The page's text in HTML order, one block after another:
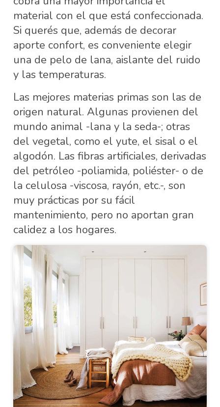
material con el que está confeccionada.
Si querés que, además de decorar
aporte confort, es conveniente elegir
una de pelo de lana, aislante del ruido
y las temperaturas.
Las mejores materias primas son las de
origen natural. Algunas provienen del
mundo animal -lana y la seda-; otras
del vegetal, como el yute, el sisal o el
algodón. Las fibras artificiales, derivadas
del petróleo -poliamida, poliéster- o de
la celulosa -viscosa, rayón, etc.-, son
muy prácticas por su fácil
mantenimiento, pero no aportan gran
calidez a los hogares.